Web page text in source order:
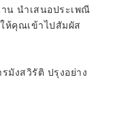
น นำเสนอประเพณี
ห้คุณเข้าไปสัมผัส
มังสวิรัติ ปรุงอย่าง